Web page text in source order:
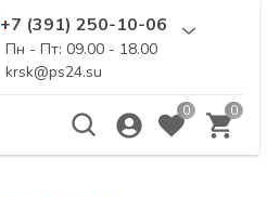
+7 (391) 250-10-06
Пн - Пт: 09.00 - 18.00
krsk@ps24.su
0 0